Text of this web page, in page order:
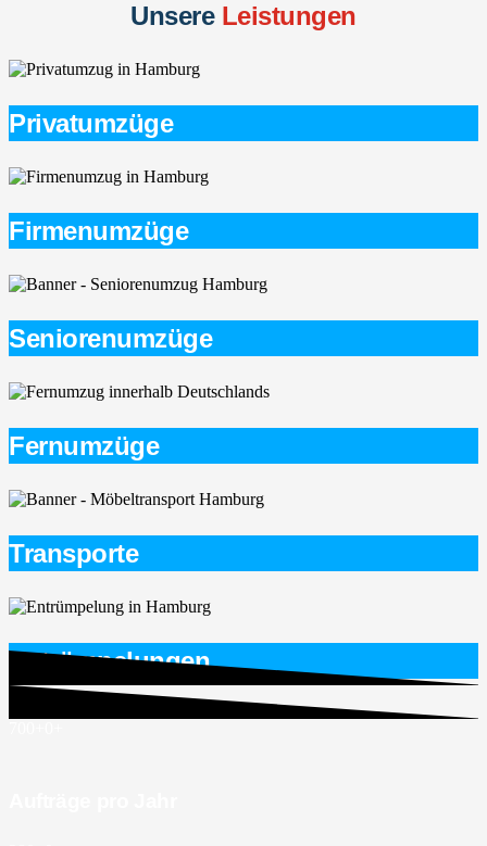
UnsereLeistungen
Privatumzüge
Firmenumzüge
Seniorenumzüge
Fernumzüge
Transporte
Entrümpelungen